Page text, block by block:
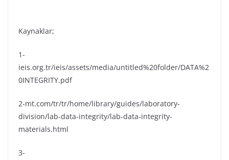
Kaynaklar;
1-
ieis.org.tr/ieis/assets/media/untitled%20folder/DATA%2
0INTEGRITY.pdf
2-mt.com/tr/tr/home/library/guides/laboratory-
division/lab-data-integrity/lab-data-integrity-
materials.html
3-